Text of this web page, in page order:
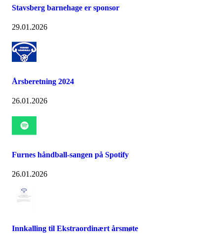
Stavsberg barnehage er sponsor
29.01.2026
Årsberetning 2024
26.01.2026
Furnes håndball-sangen på Spotify
26.01.2026
Innkalling til Ekstraordinært årsmøte